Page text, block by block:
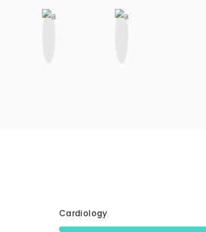
Cardiology